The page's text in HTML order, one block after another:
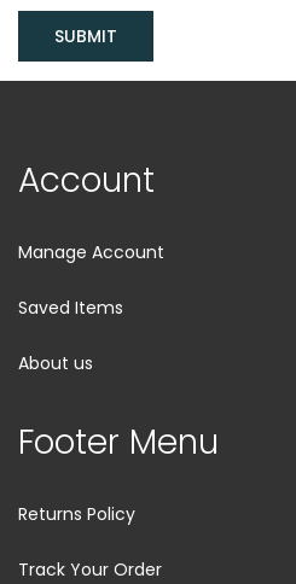
SUBMIT
Account
Manage Account
Saved Items
About us
Footer Menu
Returns Policy
Track Your Order